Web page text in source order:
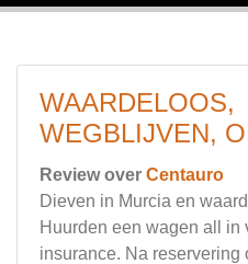
WAARDELOOS,
WEGBLIJVEN,
Review over Centauro
Dieven in Murcia en
Huurden een wagen all in
insurance. Na